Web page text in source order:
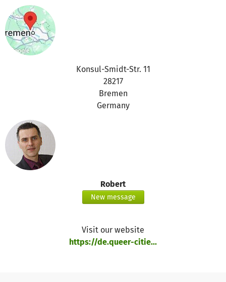
Baustein, der uns hilft, mit Humor Vorurteile abzubauen,
unsere Community-Plattform zu stärken und zu zeigen,
dass Inklusion und queerer Stolz
zusammengehören.Danke, dass ihr an unserer Seite seid
und unsere Arbeit möglich macht!
Konsul-Smidt-Str. 11
28217
Bremen
Germany
Robert
New message
Visit our website
https://de.queer-citie...